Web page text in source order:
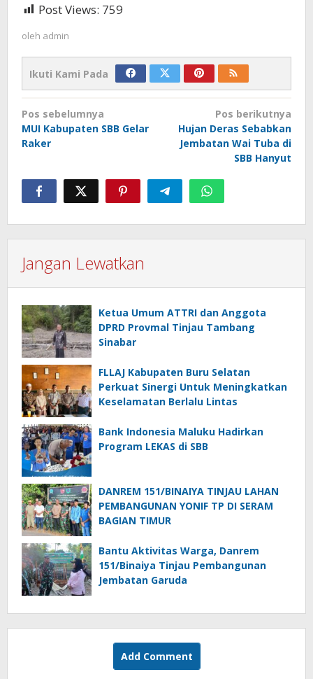
Post Views: 759
oleh admin
Ikuti Kami Pada
Navigasi
pos
Pos sebelumnya
MUI Kabupaten SBB Gelar
Raker
Pos berikutnya
Hujan Deras Sebabkan
Jembatan Wai Tuba di
SBB Hanyut
Jangan Lewatkan
Ketua Umum ATTRI dan Anggota
DPRD Provmal Tinjau Tambang
Sinabar
FLLAJ Kabupaten Buru Selatan
Perkuat Sinergi Untuk Meningkatkan
Keselamatan Berlalu Lintas
Bank Indonesia Maluku Hadirkan
Program LEKAS di SBB
DANREM 151/BINAIYA TINJAU LAHAN
PEMBANGUNAN YONIF TP DI SERAM
BAGIAN TIMUR
Bantu Aktivitas Warga, Danrem
151/Binaiya Tinjau Pembangunan
Jembatan Garuda
Add Comment